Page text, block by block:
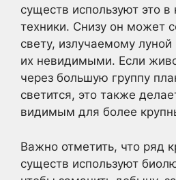
существ используют это
техники. Снизу он может
свету, излучаемому
их невидимыми. Если
через большую группу
светится, это также
видимым для более
Важно отметить, что ряд
существ используют